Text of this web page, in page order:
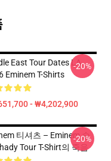
East Tour Dates LA
Eminem T-Shirts
- ₩4,202,900
-20%
티셔츠 – Eminem 슬
Tour T-Shirt의 죽음
-20%